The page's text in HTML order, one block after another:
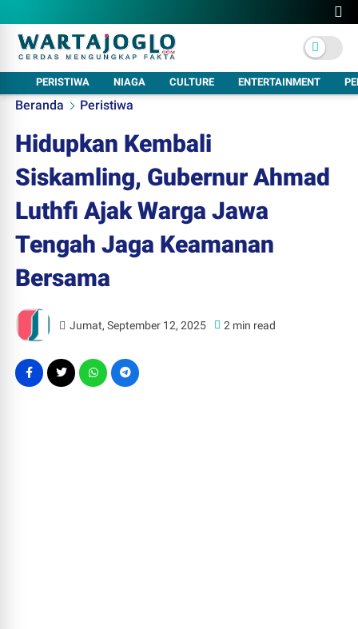
PERISTIWA NIAGA CULTURE ENTERTAINMENT
Beranda Peristiwa
Hidupkan Kembali
Siskamling, Gubernur Ahmad
Luthfi Ajak Warga Jawa
Tengah Jaga Keamanan
Bersama
Jumat, September 12, 2025 2 min read